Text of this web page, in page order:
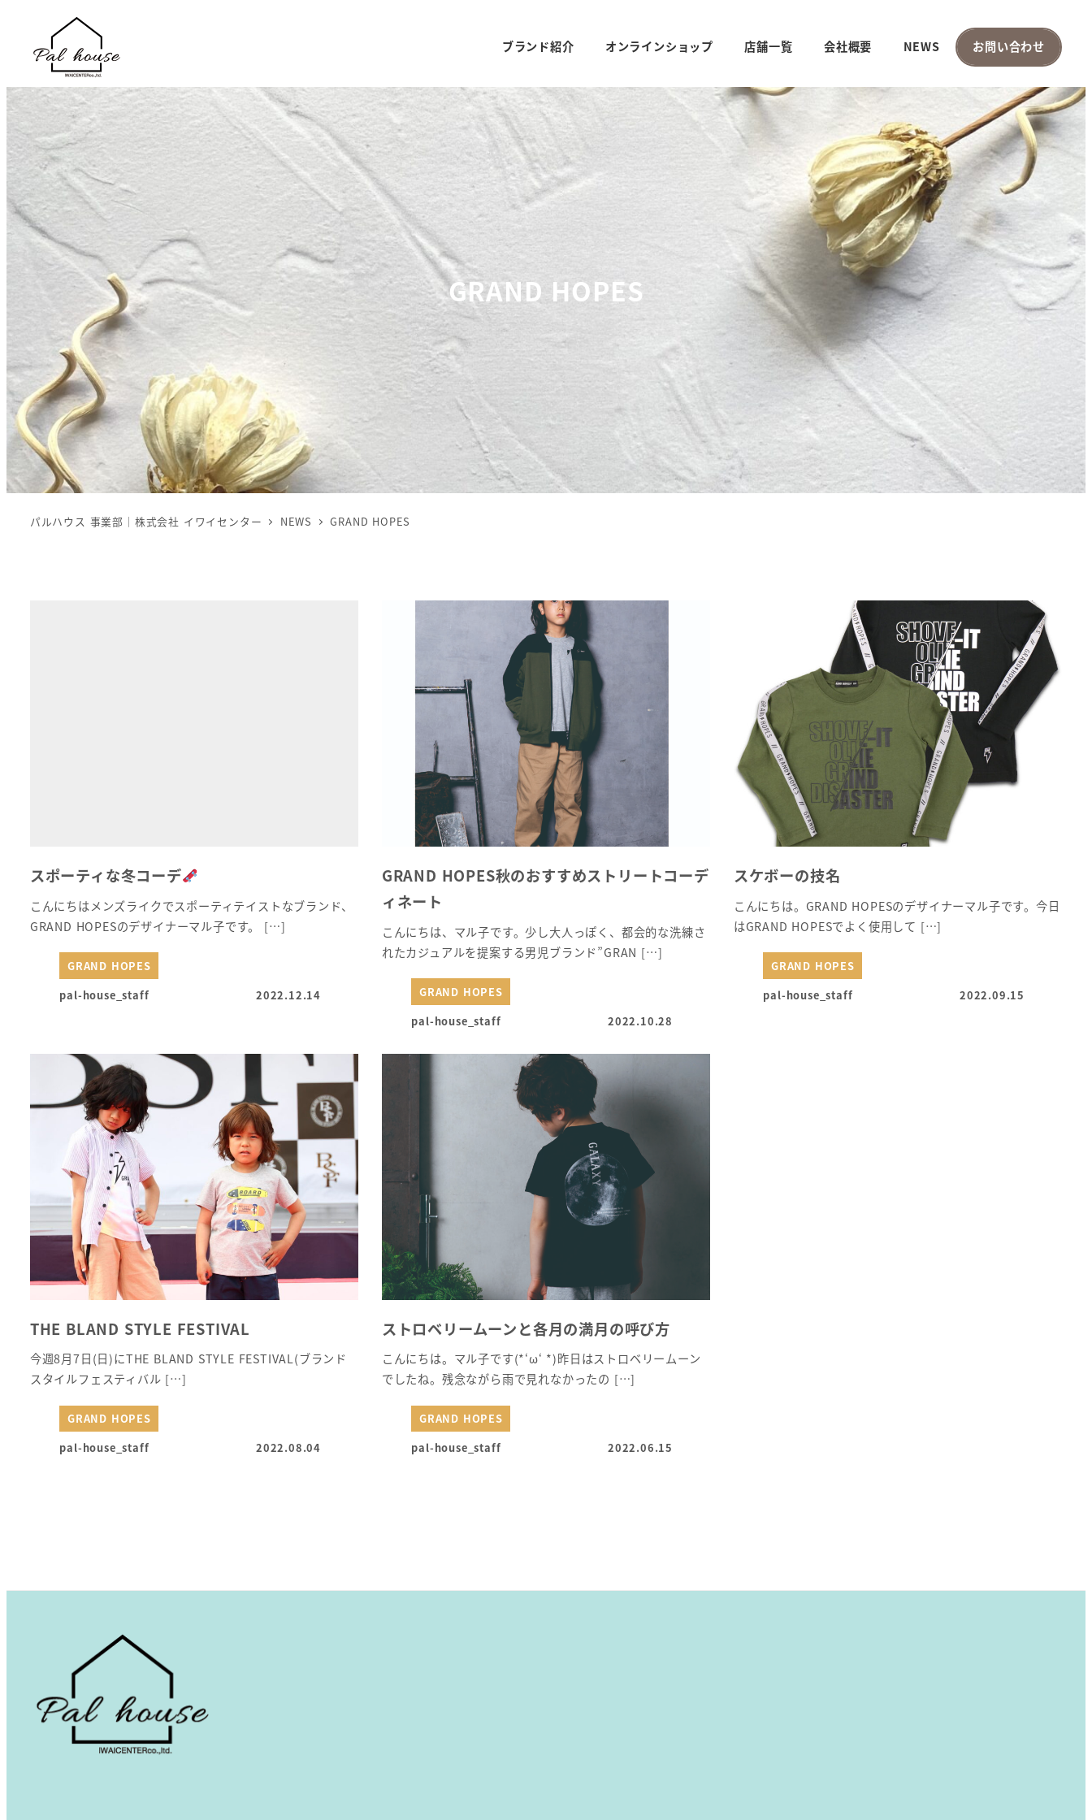
ブランド紹介 オンラインショップ 店舗一覧 会社概要 NEWS お問い合わせ
GRAND HOPES
パルハウス 事業部｜株式会社 イワイセンター NEWS GRAND HOPES
スポーティな冬コーデ
こんにちはメンズライクでスポーティテイストなブランド、
GRAND HOPESのデザイナーマル子です。 […]
pal-house_staff 2022.12.14
GRAND HOPES
GRAND HOPES秋のおすすめストリートコーデ
ィネート
こんにちは、マル子です。少し大人っぽく、都会的な洗練さ
れたカジュアルを提案する男児ブランド”GRAN […]
pal-house_staff 2022.10.28
GRAND HOPES
スケボーの技名
こんにちは。GRAND HOPESのデザイナーマル子です。今日
はGRAND HOPESでよく使用して […]
pal-house_staff 2022.09.15
GRAND HOPES
THE BLAND STYLE FESTIVAL
今週8月7日(日)にTHE BLAND STYLE FESTIVAL(ブランド
スタイルフェスティバル […]
pal-house_staff 2022.08.04
GRAND HOPES
ストロベリームーンと各月の満月の呼び方
こんにちは。マル子です(*‘ω‘ *)昨日はストロベリームーン
でしたね。残念ながら雨で見れなかったの […]
pal-house_staff 2022.06.15
GRAND HOPES